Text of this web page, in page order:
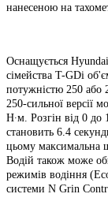
нанесеною на
Оснащується
сімейства T-GDi
потужністю 250 або
250-сильної версії
Н∙м. Розгін від 0
становить 6.4
цьому максимальна
Водій також може
режимів водіння
системи N Grin